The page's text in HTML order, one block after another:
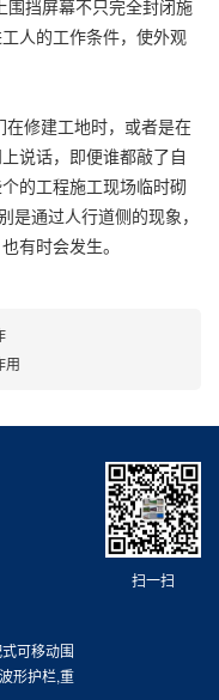
围挡屏幕不只完全封闭施
人的工作条件，使外观
修建工地时，或者是在
说话，即便谁都敲了自
的工程施工现场临时砌
通过人行道侧的现象，
有时会发生。
用
扫一扫
可移动围
形护栏,重